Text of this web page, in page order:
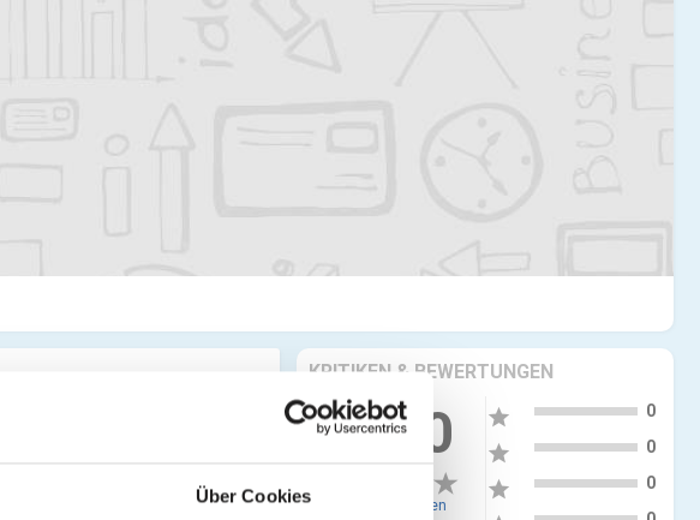
Über Cookies
KRITIKEN & BEWERTUNGEN
0.00
0 Bewertungen
star 0
star 0
star 0